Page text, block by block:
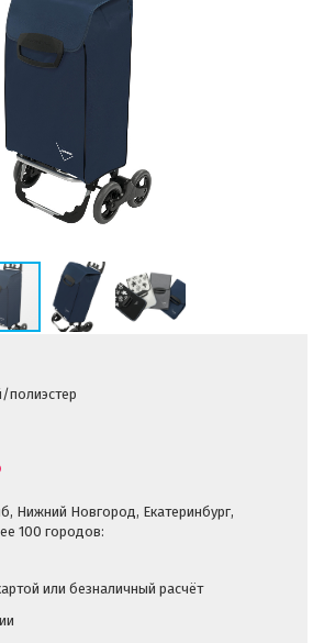
Нижний Новгород, Екатеринбург,
100 городов:
или безналичный расчёт